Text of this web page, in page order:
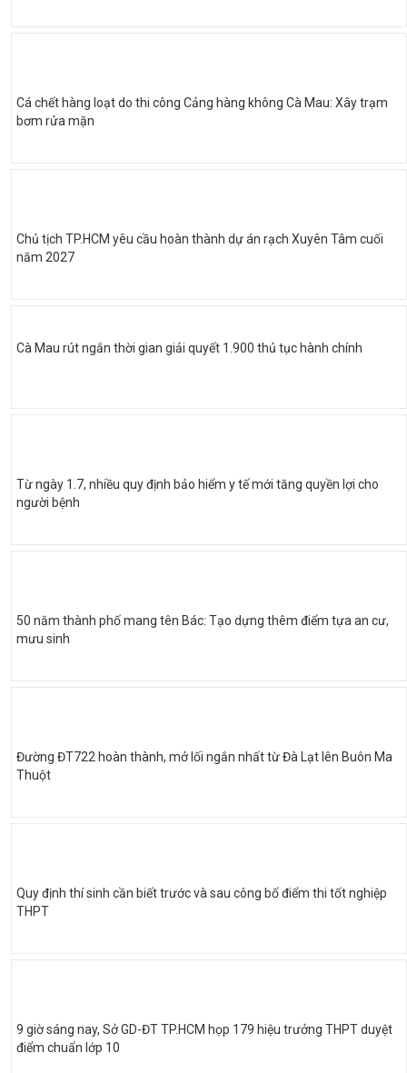
Cá chết hàng loạt do thi công Cảng hàng không Cà Mau: Xây trạm
bơm rửa mặn
Chủ tịch TP.HCM yêu cầu hoàn thành dự án rạch Xuyên Tâm cuối
năm 2027
Cà Mau rút ngắn thời gian giải quyết 1.900 thủ tục hành chính
Từ ngày 1.7, nhiều quy định bảo hiểm y tế mới tăng quyền lợi cho
người bệnh
50 năm thành phố mang tên Bác: Tạo dựng thêm điểm tựa an cư,
mưu sinh
Đường ĐT722 hoàn thành, mở lối ngắn nhất từ Đà Lạt lên Buôn Ma
Thuột
Quy định thí sinh cần biết trước và sau công bố điểm thi tốt nghiệp
THPT
9 giờ sáng nay, Sở GD-ĐT TP.HCM họp 179 hiệu trưởng THPT duyệt
điểm chuẩn lớp 10